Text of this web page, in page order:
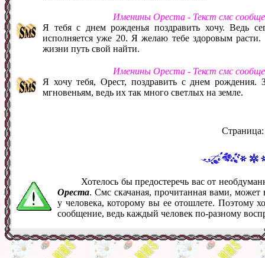
Именины Ореста - Текст смс
Я тебя с днем рожденья поздравить хочу. Ведь
исполняется уже 20. Я желаю тебе здоровым
жизни путь свой найти.
Именины Ореста - Текст смс
Я хочу тебя, Орест, поздравить с днем
мгновеньям, ведь их так много светлых на земле.
Хотелось бы предостеречь вас от
Ореста. Смс скачаная, прочитанная вами,
у человека, которому вы ее отошлете. Поэтому
сообщение, ведь каждый человек по-разному